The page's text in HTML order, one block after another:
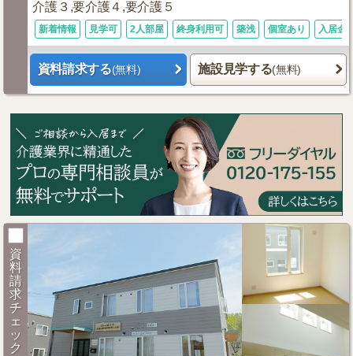
介護３,要介護４,要介護５
新着情報 見学可 2人部屋 終身利用可 築浅 個室あり 入居金
資料請求する(無料) 施設見学する(無料)
資
料
請
求
チ
ェ
ッ
ク